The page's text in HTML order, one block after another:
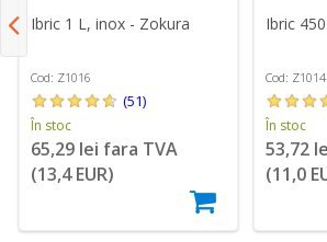
Ibric 1 L, inox - Zokura
Cod: Z1016
(51)
În stoc
65,29 lei fara TVA
(13,4 EUR)
Ibric
Cod: Z1014
În stoc
53,72
(11,0